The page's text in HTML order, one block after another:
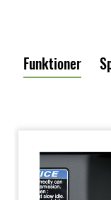
Funktioner